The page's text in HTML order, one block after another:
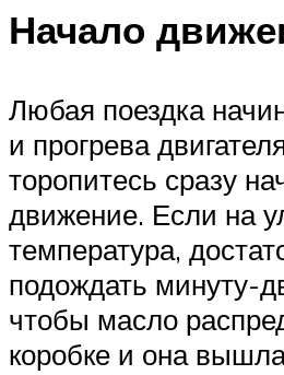
Начало
Любая поездка
и прогрева
торопитесь сразу
движение. Если на
температура,
подождать минуту-
чтобы масло
коробке и она